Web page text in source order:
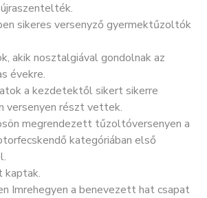
sikeres versenyző gyermektűzoltók
akik nosztalgiával gondolnak az
évekre.
a kezdetektől sikert sikerre
versenyen részt vettek.
megrendezett tűzoltóversenyen a
kategóriában első
kaptak.
Imrehegyen a benevezett hat csapat